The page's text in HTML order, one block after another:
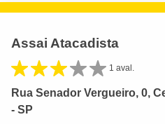
Assai Atacadista
1 aval.
Rua Senador Vergueiro, 0,
- SP